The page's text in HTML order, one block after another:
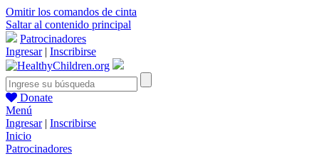
Omitir los comandos de cinta
Saltar al contenido principal
Patrocinadores
Ingresar| Inscribirse
Donate
Menú
Ingresar| Inscribirse
Inicio
Patrocinadores